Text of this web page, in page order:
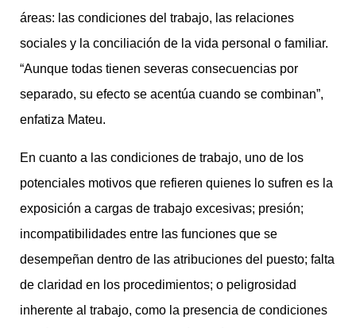
áreas: las condiciones del trabajo, las relaciones
sociales y la conciliación de la vida personal o familiar.
“Aunque todas tienen severas consecuencias por
separado, su efecto se acentúa cuando se combinan”,
enfatiza Mateu.
En cuanto a las condiciones de trabajo, uno de los
potenciales motivos que refieren quienes lo sufren es la
exposición a cargas de trabajo excesivas; presión;
incompatibilidades entre las funciones que se
desempeñan dentro de las atribuciones del puesto; falta
de claridad en los procedimientos; o peligrosidad
inherente al trabajo, como la presencia de condiciones